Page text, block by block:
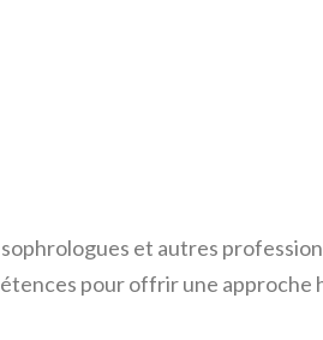
et autres
pour offrir une approche